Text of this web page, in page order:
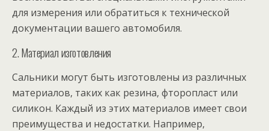
для измерения или обратиться к технической
документации вашего автомобиля.
2. Материал изготовления
Сальники могут быть изготовлены из различных
материалов, таких как резина, фторопласт или
силикон. Каждый из этих материалов имеет свои
преимущества и недостатки. Например,